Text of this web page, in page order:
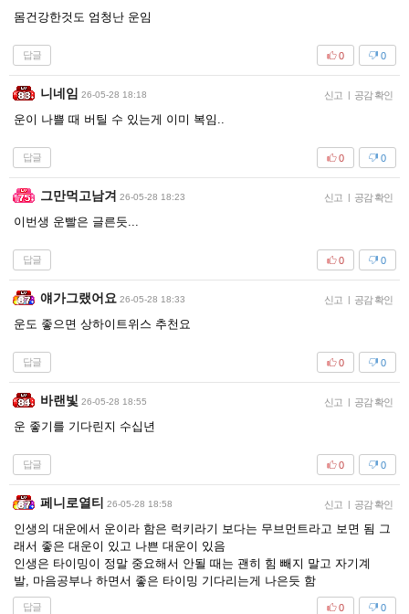
몸건강한것도 엄청난 운임
답글 0
0
니네임 26-05-28 18:18 신고 | 공감 확인
운이 나쁠 때 버틸 수 있는게 이미 복임..
답글 0
0
그만먹고남겨 26-05-28 18:23 신고 | 공감 확인
이번생 운빨은 글른듯...
답글 0
0
얘가그랬어요 26-05-28 18:33 신고 | 공감 확인
운도 좋으면 상하이트위스 추천요
답글 0
0
바랜빛 26-05-28 18:55 신고 | 공감 확인
운 좋기를 기다린지 수십년
답글 0
0
페니로열티 26-05-28 18:58 신고 | 공감 확인
인생의 대운에서 운이라 함은 럭키라기 보다는 무브먼트라고 보면 됨 그
래서 좋은 대운이 있고 나쁜 대운이 있음
인생은 타이밍이 정말 중요해서 안될 때는 괜히 힘 빼지 말고 자기계
발, 마음공부나 하면서 좋은 타이밍 기다리는게 나은듯 함
답글 0
0